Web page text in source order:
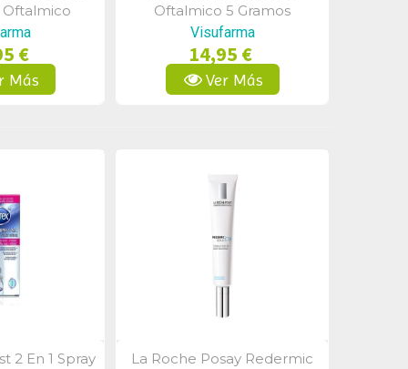
Gramos
€
Más
Oftalmico 5 Gramos
Visufarma
14,95 €
Ver Más
Rápida
2 En 1 Spray
Vista Rápida
La Roche Posay Redermic